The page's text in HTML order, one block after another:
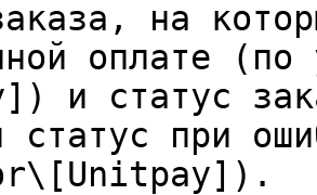
на
оплате
и статус
статус при